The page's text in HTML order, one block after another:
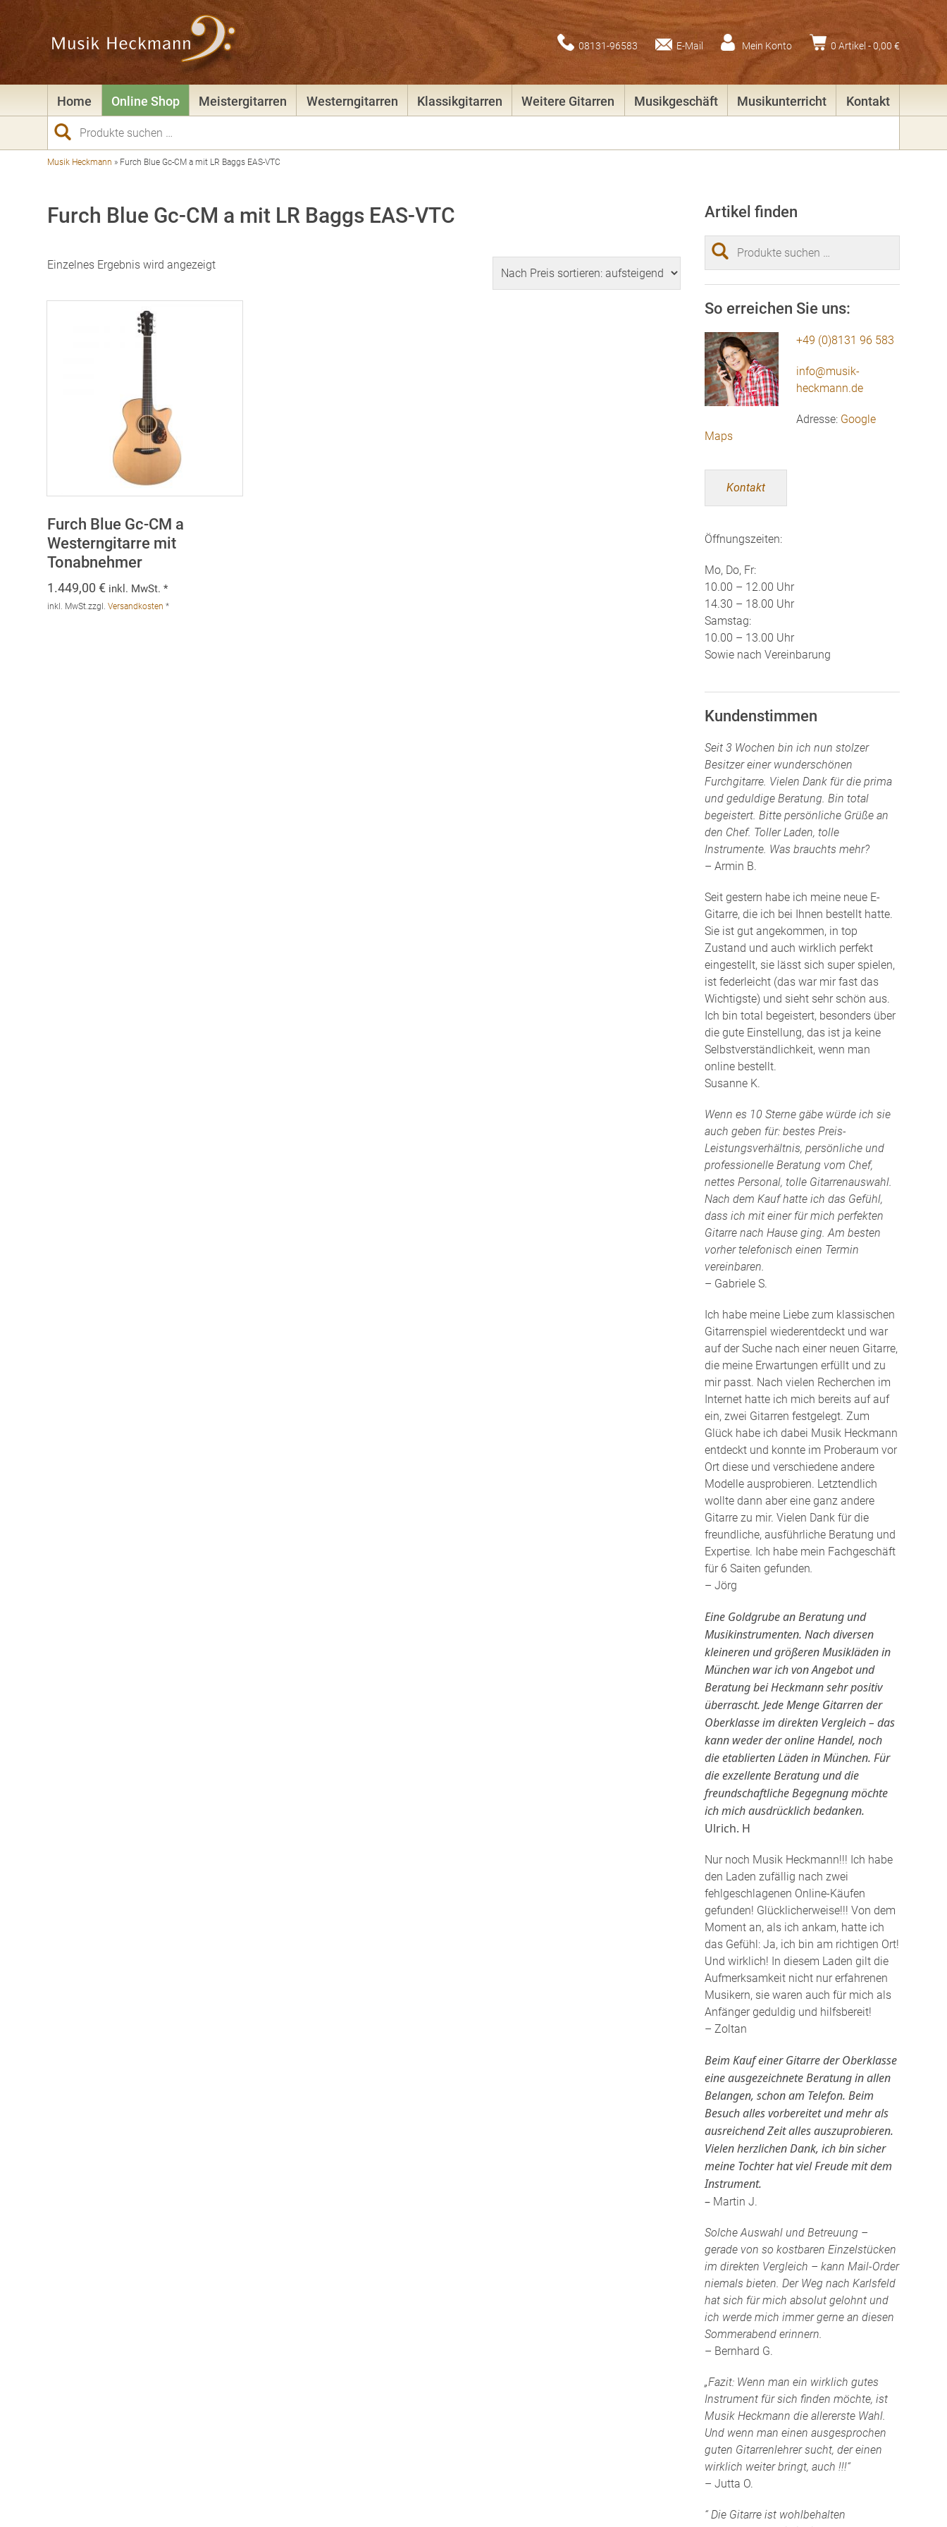
08131-96583 E-Mail Mein Konto 0 Artikel -0,00 €
Home Online Shop Meistergitarren Westerngitarren Klassikgitarren Weitere Gitarren Musikgeschäft Musikunterricht Kontakt
Suchen
nach:
Musik Heckmann » Furch Blue Gc-CM a mit LR Baggs EAS-VTC
Furch Blue Gc-CM a mit LR Baggs EAS-VTC
Einzelnes Ergebnis wird angezeigt
Furch Blue Gc-CM a
Westerngitarre mit
Tonabnehmer
1.449,00€ inkl. MwSt. *
inkl. MwSt.zzgl.Versandkosten *
Artikel finden
Suchen
nach:
So erreichen Sie uns:
+49 (0)8131 96 583
info@musik-
heckmann.de
Adresse: Google
Maps
Kontakt
Öffnungszeiten:
Mo, Do, Fr:
10.00 – 12.00 Uhr
14.30 – 18.00 Uhr
Samstag:
10.00 – 13.00 Uhr
Sowie nach Vereinbarung
Kundenstimmen
Seit 3 Wochen bin ich nun stolzer
Besitzer einer wunderschönen
Furchgitarre. Vielen Dank für die prima
und geduldige Beratung. Bin total
begeistert. Bitte persönliche Grüße an
den Chef. Toller Laden, tolle
Instrumente. Was brauchts mehr?
– Armin B.
Seit gestern habe ich meine neue E-
Gitarre, die ich bei Ihnen bestellt hatte.
Sie ist gut angekommen, in top
Zustand und auch wirklich perfekt
eingestellt, sie lässt sich super spielen,
ist federleicht (das war mir fast das
Wichtigste) und sieht sehr schön aus.
Ich bin total begeistert, besonders über
die gute Einstellung, das ist ja keine
Selbstverständlichkeit, wenn man
online bestellt.
Susanne K.
Wenn es 10 Sterne gäbe würde ich sie
auch geben für: bestes Preis-
Leistungsverhältnis, persönliche und
professionelle Beratung vom Chef,
nettes Personal, tolle Gitarrenauswahl.
Nach dem Kauf hatte ich das Gefühl,
dass ich mit einer für mich perfekten
Gitarre nach Hause ging. Am besten
vorher telefonisch einen Termin
vereinbaren.
– Gabriele S.
Ich habe meine Liebe zum klassischen
Gitarrenspiel wiederentdeckt und war
auf der Suche nach einer neuen Gitarre,
die meine Erwartungen erfüllt und zu
mir passt. Nach vielen Recherchen im
Internet hatte ich mich bereits auf auf
ein, zwei Gitarren festgelegt. Zum
Glück habe ich dabei Musik Heckmann
entdeckt und konnte im Proberaum vor
Ort diese und verschiedene andere
Modelle ausprobieren. Letztendlich
wollte dann aber eine ganz andere
Gitarre zu mir. Vielen Dank für die
freundliche, ausführliche Beratung und
Expertise. Ich habe mein Fachgeschäft
für 6 Saiten gefunden.
– Jörg
Eine Goldgrube an Beratung und
Musikinstrumenten. Nach diversen
kleineren und größeren Musikläden in
München war ich von Angebot und
Beratung bei Heckmann sehr positiv
überrascht. Jede Menge Gitarren der
Oberklasse im direkten Vergleich – das
kann weder der online Handel, noch
die etablierten Läden in München. Für
die exzellente Beratung und die
freundschaftliche Begegnung möchte
ich mich ausdrücklich bedanken.
Ulrich. H
Nur noch Musik Heckmann!!! Ich habe
den Laden zufällig nach zwei
fehlgeschlagenen Online-Käufen
gefunden! Glücklicherweise!!! Von dem
Moment an, als ich ankam, hatte ich
das Gefühl: Ja, ich bin am richtigen Ort!
Und wirklich! In diesem Laden gilt die
Aufmerksamkeit nicht nur erfahrenen
Musikern, sie waren auch für mich als
Anfänger geduldig und hilfsbereit!
– Zoltan
Beim Kauf einer Gitarre der Oberklasse
eine ausgezeichnete Beratung in allen
Belangen, schon am Telefon. Beim
Besuch alles vorbereitet und mehr als
ausreichend Zeit alles auszuprobieren.
Vielen herzlichen Dank, ich bin sicher
meine Tochter hat viel Freude mit dem
Instrument.
– Martin J.
Solche Auswahl und Betreuung –
gerade von so kostbaren Einzelstücken
im direkten Vergleich – kann Mail-Order
niemals bieten. Der Weg nach Karlsfeld
hat sich für mich absolut gelohnt und
ich werde mich immer gerne an diesen
Sommerabend erinnern.
– Bernhard G.
„Fazit: Wenn man ein wirklich gutes
Instrument für sich finden möchte, ist
Musik Heckmann die allererste Wahl.
Und wenn man einen ausgesprochen
guten Gitarrenlehrer sucht, der einen
wirklich weiter bringt, auch !!!“
– Jutta O.
“ Die Gitarre ist wohlbehalten